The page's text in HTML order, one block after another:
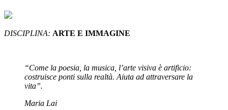
DISCIPLINA: ARTE E IMMAGINE
“Come la poesia, la musica, l’arte visiva è artificio:
costruisce ponti sulla realtà. Aiuta ad attraversare la
vita”.
Maria Lai